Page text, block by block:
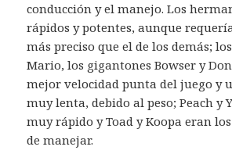
conducción y el manejo. Los
rápidos y potentes, aunque
más preciso que el de los demás;
Mario, los gigantones Bowser y
mejor velocidad punta del juego y
muy lenta, debido al peso; Peach y
muy rápido y Toad y Koopa eran
de manejar.